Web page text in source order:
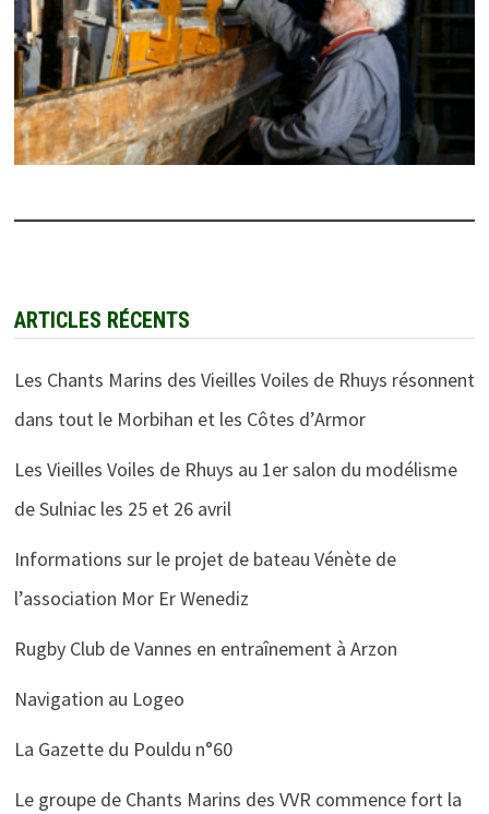
ARTICLES RÉCENTS
Les Chants Marins des Vieilles Voiles de Rhuys résonnent
dans tout le Morbihan et les Côtes d’Armor
Les Vieilles Voiles de Rhuys au 1er salon du modélisme
de Sulniac les 25 et 26 avril
Informations sur le projet de bateau Vénète de
l’association Mor Er Wenediz
Rugby Club de Vannes en entraînement à Arzon
Navigation au Logeo
La Gazette du Pouldu n°60
Le groupe de Chants Marins des VVR commence fort la